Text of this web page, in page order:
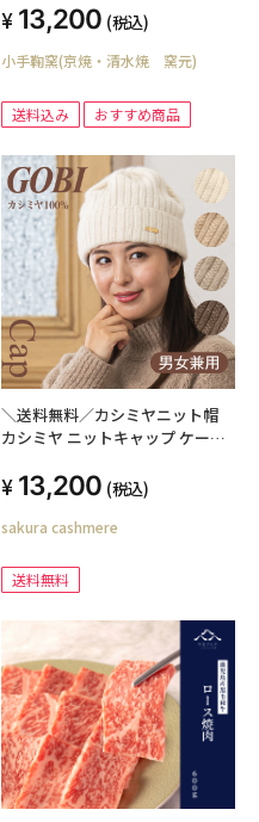
13,200 (税込)
小手鞠窯(京焼・清水焼 窯元)
送料込み おすすめ商品
＼送料無料／カシミヤニット帽
カシミヤ ニットキャップ ケーブ
シミヤ100% 無染色 無漂白 オー
ガニック GOBI ゴビ メンズ レデ
ィース 小顔 男女兼用 秋冬 誕生日
13,200 (税込)
sakura cashmere
送料無料